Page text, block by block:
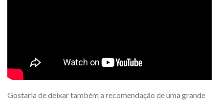
Gostaria de deixar também a recomendação de uma grande